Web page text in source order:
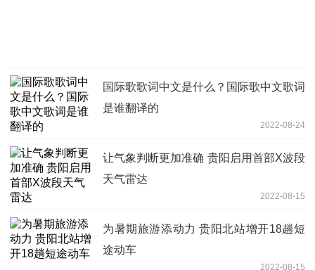
国际歌歌词中文是什么？国际歌中文歌词
是谁翻译的
2022-08-24
让气象判断更加准确 贵阳启用首部X波段
天气雷达
2022-08-15
为暑期旅游添动力 贵阳北站增开18趟短
途动车
2022-08-15